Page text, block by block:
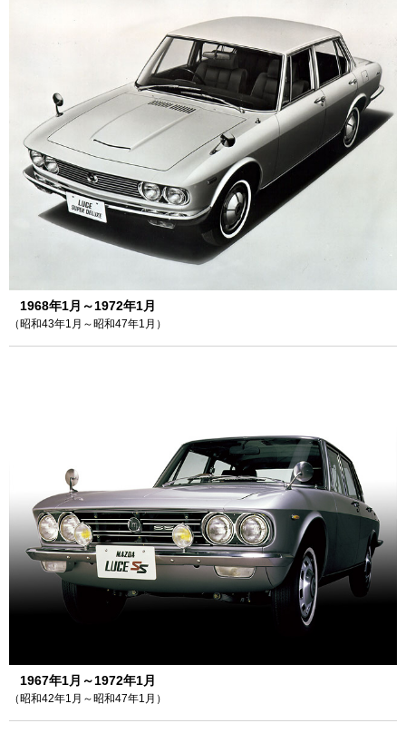
1968年1月～1972年1月
（昭和43年1月～昭和47年1月）
1967年1月～1972年1月
（昭和42年1月～昭和47年1月）